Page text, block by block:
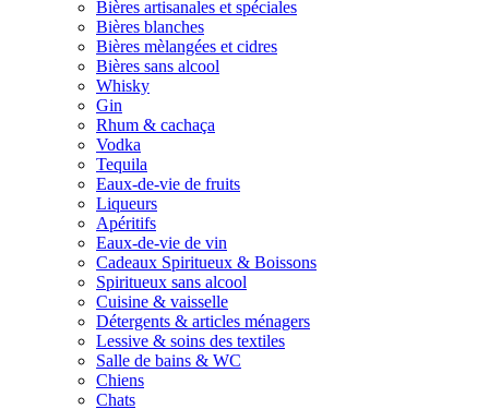
Bières artisanales et spéciales
Bières blanches
Bières mèlangées et cidres
Bières sans alcool
Whisky
Gin
Rhum & cachaça
Vodka
Tequila
Eaux-de-vie de fruits
Liqueurs
Apéritifs
Eaux-de-vie de vin
Cadeaux Spiritueux & Boissons
Spiritueux sans alcool
Cuisine & vaisselle
Détergents & articles ménagers
Lessive & soins des textiles
Salle de bains & WC
Chiens
Chats